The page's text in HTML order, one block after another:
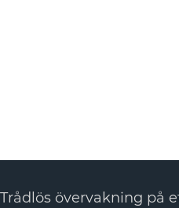
Trådlös övervakning på